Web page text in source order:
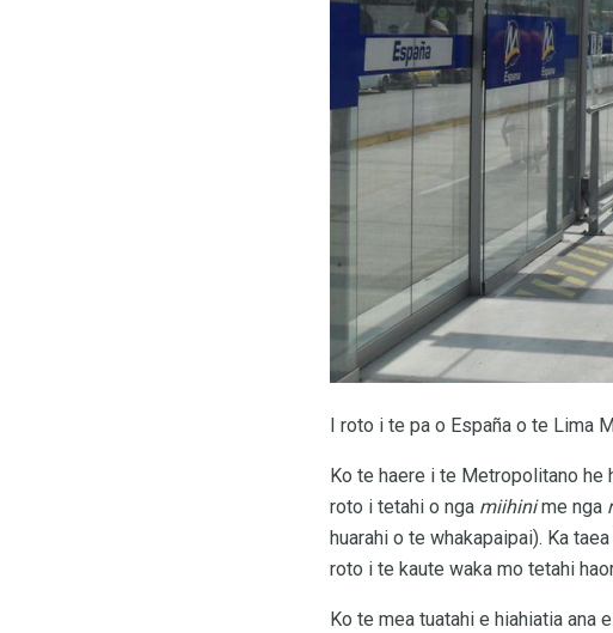
I roto i te pa o España o te Lima
Ko te haere i te Metropolitano he
roto i tetahi o nga miihinime nga
huarahi o te whakapaipai). Ka
roto i te kaute waka mo tetahi
Ko te mea tuatahi e hiahiatia ana